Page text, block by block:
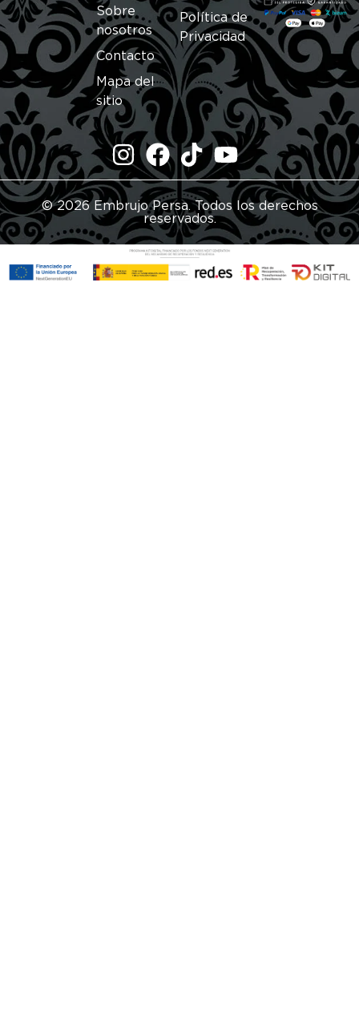
Sobre
nosotros
Contacto
Mapa del
sitio
Política de
Privacidad
© 2026 Embrujo Persa. Todos los derechos
reservados.